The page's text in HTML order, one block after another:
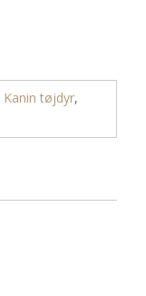
Kanin tøjdyr,